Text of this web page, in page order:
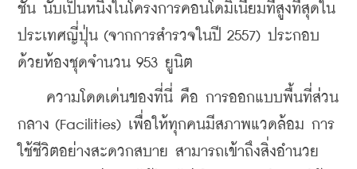
ชั้น นับเป็นหนึ่งในโครงการคอนโดมิเนียมที่สูงที่สุดใน
ประเทศญี่ปุ่น (จากการสำรวจในปี 2557) ประกอบ
ด้วยห้องชุดจำนวน 953 ยูนิต
ความโดดเด่นของที่นี่ คือ การออกแบบพื้นที่ส่วน
กลาง (Facilities) เพื่อให้ทุกคนมีสภาพแวดล้อม การ
ใช้ชีวิตอย่างสะดวกสบาย สามารถเข้าถึงสิ่งอำนวย